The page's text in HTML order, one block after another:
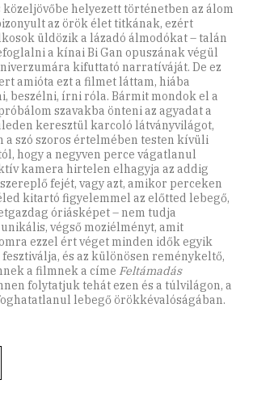
helyezett történetben az álom
az örök élet titkának, ezért
üldözik a lázadó álmodókat – talán
a kínai Bi Gan opuszának végül
kifuttató narratíváját. De ez
amióta ezt a filmet láttam, hiába
beszélni, írni róla. Bármit mondok el a
szavakba önteni az agyadat a
keresztül karcoló látványvilágot,
a szó szoros értelmében testen kívüli
hogy a negyven perce vágatlanul
kamera hirtelen elhagyja az addig
fejét, vagy azt, amikor perceken
kitartó figyelemmel az előtted lebegő,
óriásképet – nem tudja
végső moziélményt, amit
ezzel ért véget minden idők egyik
és az különösen reménykeltő,
a filmnek a címe Feltámadás
folytatjuk tehát ezen és a túlvilágon, a
lebegő örökkévalóságában.